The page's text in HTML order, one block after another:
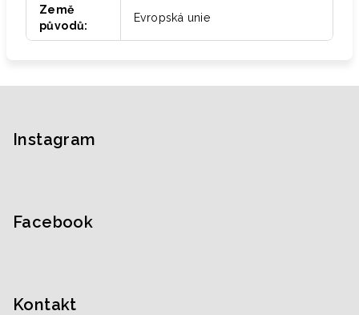
Země
původů:
Evropská unie
Instagram
Facebook
Kontakt